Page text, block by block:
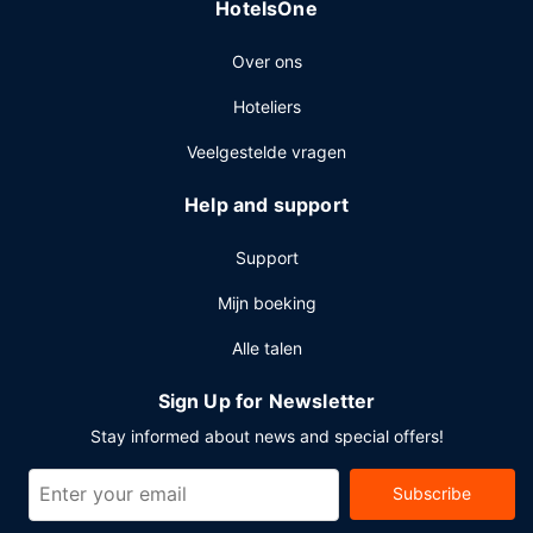
Enkele van de voorzieningen zijn een businesscentrum,
conferentiecentrum en 5 vergaderruimtes zijn enkele van
beperkt aantal parkeerplaatsen.
HotelsOne
Over ons
Hoteliers
Veelgestelde vragen
Help and support
Support
Mijn boeking
Alle talen
Sign Up for Newsletter
Stay informed about news and special offers!
Subscribe